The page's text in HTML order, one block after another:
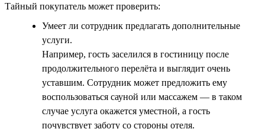
Тайный покупатель может проверить:
Умеет ли сотрудник предлагать дополнительные
услуги.
Например, гость заселился в гостиницу после
продолжительного перелёта и выглядит очень
уставшим. Сотрудник может предложить ему
воспользоваться сауной или массажем — в таком
случае услуга окажется уместной, а гость
почувствует заботу со стороны отеля.